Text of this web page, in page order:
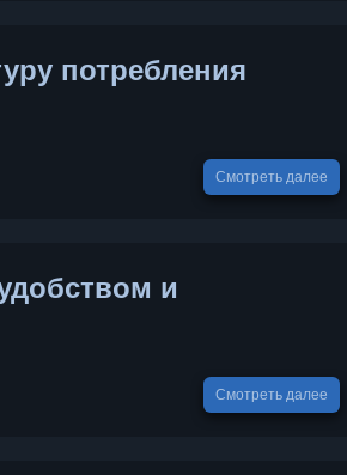
потребления
Смотреть далее
и
Смотреть далее